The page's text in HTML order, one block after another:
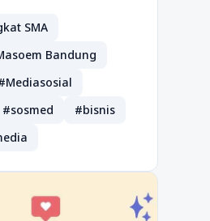
SMA
Bandung
#sosmed
#bisnis